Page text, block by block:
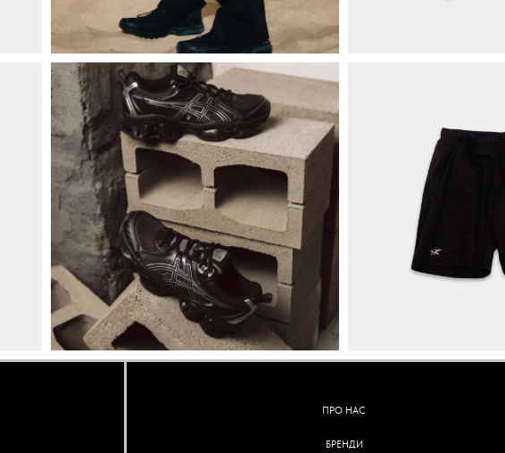
ПРО НАС
БРЕНДИ
КОНТАКТИ
ОБМІН ТА ПОВЕРНЕННЯ
ОПЛАТА ТА ДОСТАВКА
ПОЛІТИКА КОНФІДЕНЦІЙНОСТІ